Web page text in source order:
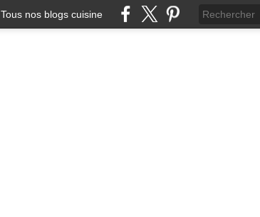
Tous nos blogs cuisine